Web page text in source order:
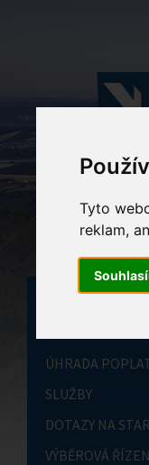
Tyto
reklam,
ÚHRADA
SLUŽBY
DOTAZY NA
VÝBĚROVÁ